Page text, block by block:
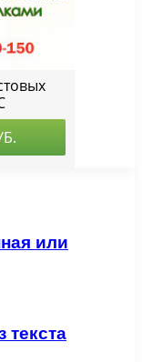
или
текста